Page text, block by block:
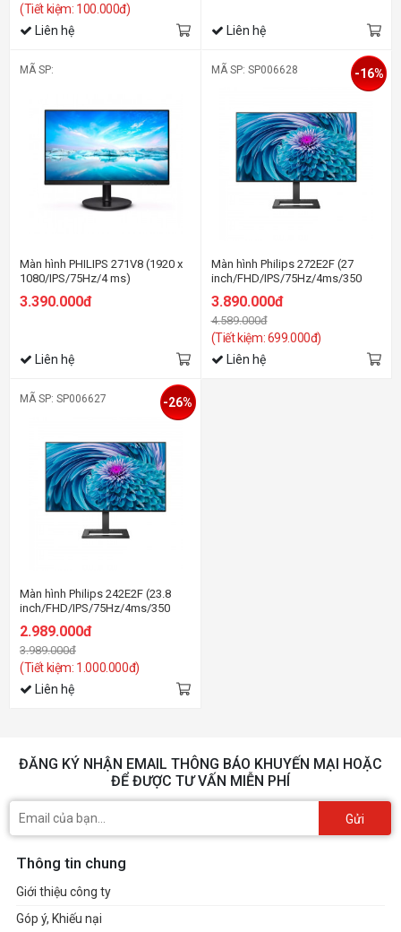
(Tiết kiệm: 100.000đ)
Liên hệ Liên hệ
MÃ SP:
Màn hình PHILIPS 271V8 (1920 x
1080/IPS/75Hz/4 ms)
3.390.000đ
Liên hệ
MÃ SP: SP006628
Màn hình Philips 272E2F (27
inch/FHD/IPS/75Hz/4ms/350
nits/HDMI+DP+VGA)
3.890.000đ
4.589.000đ
(Tiết kiệm: 699.000đ)
-16%
Liên hệ
MÃ SP: SP006627
Màn hình Philips 242E2F (23.8
inch/FHD/IPS/75Hz/4ms/350
2.989.000đ
3.989.000đ
(Tiết kiệm: 1.000.000đ)
-26%
Liên hệ
ĐĂNG KÝ NHẬN EMAIL THÔNG BÁO KHUYẾN MẠI HOẶC
ĐỂ ĐƯỢC TƯ VẤN MIỄN PHÍ
Gửi
Thông tin chung
Giới thiệu công ty
Góp ý, Khiếu nại